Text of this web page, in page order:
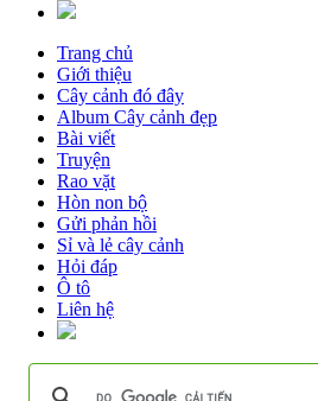
Trang chủ
Giới thiệu
Cây cảnh đó đây
Album Cây cảnh đẹp
Bài viết
Truyện
Rao vặt
Hòn non bộ
Gửi phản hồi
Sỉ và lẻ cây cảnh
Hỏi đáp
Ô tô
Liên hệ